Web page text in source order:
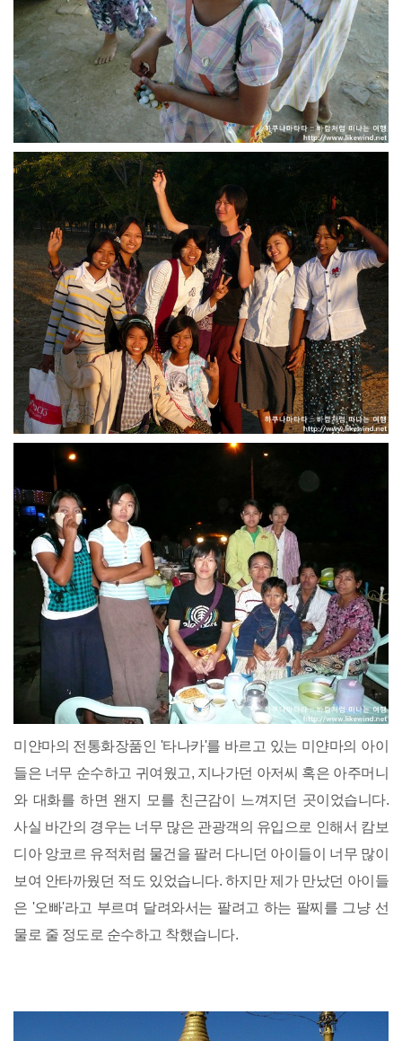
미얀마의 전통화장품인 '타나카'를 바르고 있는 미얀마의 아이
들은 너무 순수하고 귀여웠고, 지나가던 아저씨 혹은 아주머니
와 대화를 하면 왠지 모를 친근감이 느껴지던 곳이었습니다.
사실 바간의 경우는 너무 많은 관광객의 유입으로 인해서 캄보
디아 앙코르 유적처럼 물건을 팔러 다니던 아이들이 너무 많이
보여 안타까웠던 적도 있었습니다. 하지만 제가 만났던 아이들
은 '오빠'라고 부르며 달려와서는 팔려고 하는 팔찌를 그냥 선
물로 줄 정도로 순수하고 착했습니다.